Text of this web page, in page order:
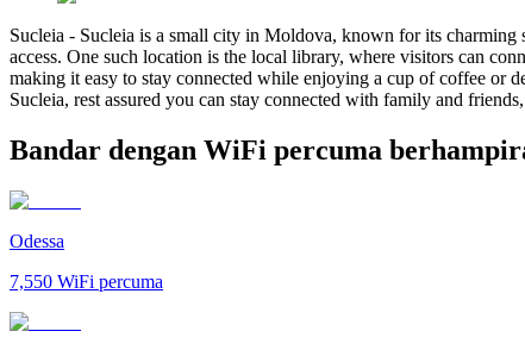
Sucleia - Sucleia is a small city in Moldova, known for its charming
access. One such location is the local library, where visitors can
making it easy to stay connected while enjoying a cup of coffee or
Sucleia, rest assured you can stay connected with family and
Bandar dengan WiFi percuma
Odessa
7,550 WiFi percuma